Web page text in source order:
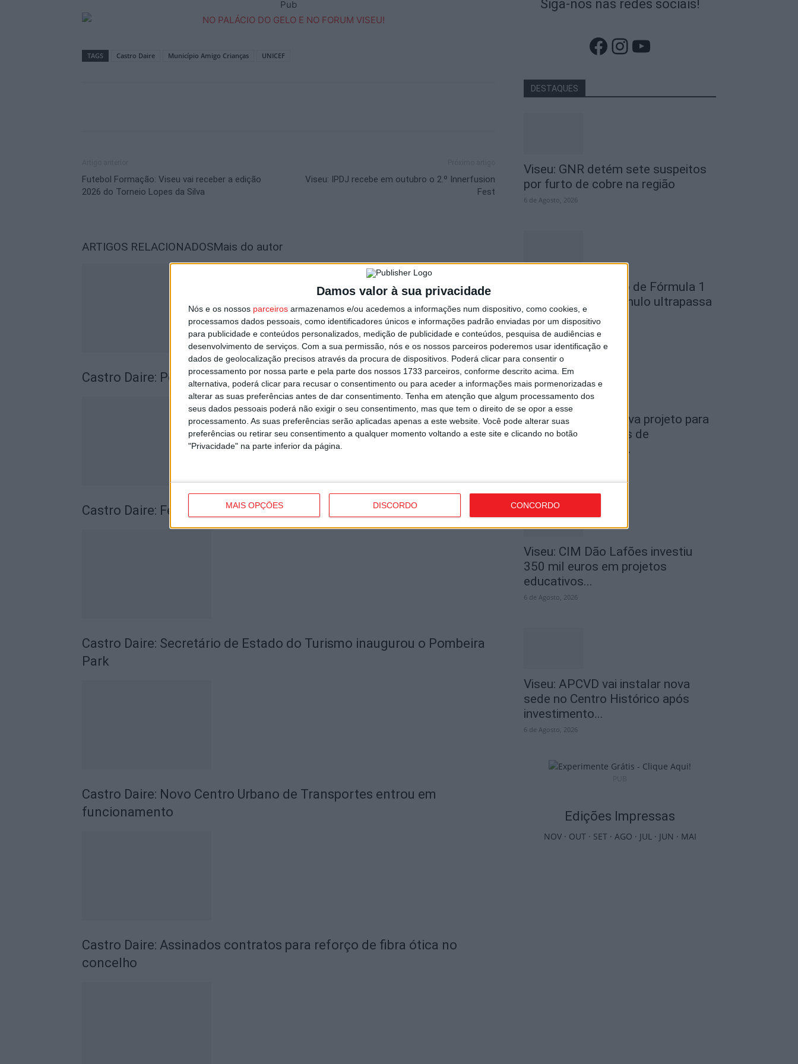
Damos valor à sua privacidade
Nós e os nossos parceiros armazenamos e/ou acedemos a informações num dispositivo, como cookies, e
processamos dados pessoais, como identificadores únicos e informações padrão enviadas por um dispositivo
para publicidade e conteúdos personalizados, medição de publicidade e conteúdos, pesquisa de audiências e
desenvolvimento de serviços. Com a sua permissão, nós e os nossos parceiros poderemos usar identificação e
dados de geolocalização precisos através da procura de dispositivos. Poderá clicar para consentir o
processamento por nossa parte e pela parte dos nossos 1733 parceiros, conforme descrito acima. Em
alternativa, poderá clicar para recusar o consentimento ou para aceder a informações mais pormenorizadas e
alterar as suas preferências antes de dar consentimento. Tenha em atenção que algum processamento dos
seus dados pessoais poderá não exigir o seu consentimento, mas que tem o direito de se opor a esse
processamento. As suas preferências serão aplicadas apenas a este website. Você pode alterar suas
preferências ou retirar seu consentimento a qualquer momento voltando a este site e clicando no botão
"Privacidade" na parte inferior da página.
MAIS OPÇÕES DISCORDO CONCORDO
Pub
TAGS Castro Daire Município Amigo Crianças UNICEF
Futebol Formação: Viseu vai receber a edição
2026 do Torneio Lopes da Silva
Viseu: IPDJ recebe em outubro o 2.º Innerfusion
Fest
ARTIGOS RELACIONADOSMais do autor
Castro Daire: Penedo do Cavaleiro para observar o eclipse solar
Castro Daire: Festival Trás-U-Manto consolida-se como marca cultural
Castro Daire: Secretário de Estado do Turismo inaugurou o Pombeira
Park
Castro Daire: Novo Centro Urbano de Transportes entrou em
funcionamento
Castro Daire: Assinados contratos para reforço de fibra ótica no
concelho
Siga-nos nas redes sociais!
Facebook
Instagram
YouTube
DESTAQUES
Viseu: GNR detém sete suspeitos
por furto de cobre na região
6 de Agosto, 2026
Tondela: Exposição de Fórmula 1
no Museu do Caramulo ultrapassa
os...
6 de Agosto, 2026
Viseu: Câmara aprova projeto para
instalar 54 câmaras de
videovigilância em...
Viseu: CIM Dão Lafões investiu
350 mil euros em projetos
educativos...
6 de Agosto, 2026
Viseu: APCVD vai instalar nova
sede no Centro Histórico após
investimento...
6 de Agosto, 2026
Edições Impressas
NOV· OUT· SET· AGO · JUL· JUN · MAI